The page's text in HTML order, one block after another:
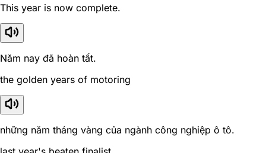
This year is now complete.
Năm nay đã hoàn tất.
the golden years of motoring
những năm tháng vàng của ngành công nghiệp ô tô.